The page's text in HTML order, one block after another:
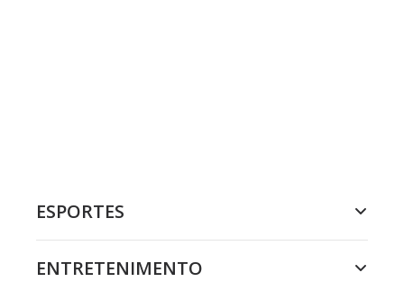
ESPORTES
ENTRETENIMENTO